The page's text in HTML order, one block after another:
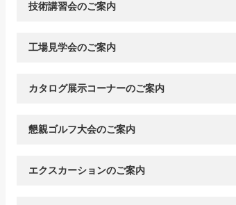
技術講習会のご案内
工場見学会のご案内
カタログ展示コーナーのご案内
懇親ゴルフ大会のご案内
エクスカーションのご案内